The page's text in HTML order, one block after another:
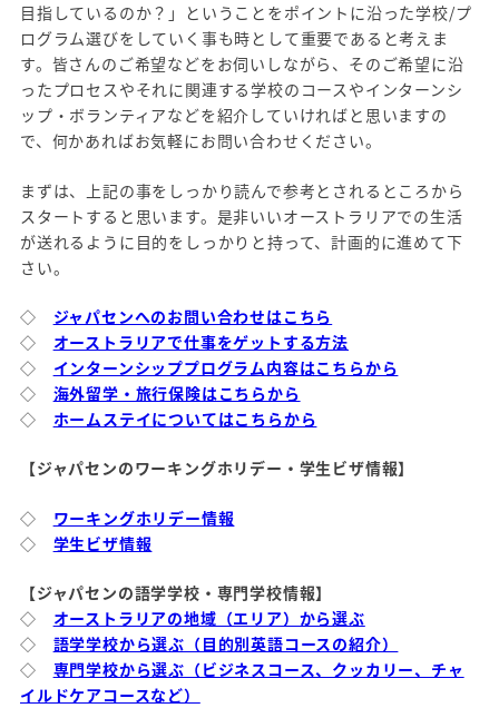
目指しているのか？」ということをポイントに沿った学校/プ
ログラム選びをしていく事も時として重要であると考えま
す。皆さんのご希望などをお伺いしながら、そのご希望に沿
ったプロセスやそれに関連する学校のコースやインターンシ
ップ・ボランティアなどを紹介していければと思いますの
で、何かあればお気軽にお問い合わせください。
まずは、上記の事をしっかり読んで参考とされるところから
スタートすると思います。是非いいオーストラリアでの生活
が送れるように目的をしっかりと持って、計画的に進めて下
さい。
◇ ジャパセンへのお問い合わせはこちら
◇ オーストラリアで仕事をゲットする方法
◇ インターンシッププログラム内容はこちらから
◇ 海外留学・旅行保険はこちらから
◇ ホームステイについてはこちらから
【ジャパセンのワーキングホリデー・学生ビザ情報】
◇ ワーキングホリデー情報
◇ 学生ビザ情報
【ジャパセンの語学学校・専門学校情報】
◇ オーストラリアの地域（エリア）から選ぶ
◇ 語学学校から選ぶ（目的別英語コースの紹介）
◇ 専門学校から選ぶ（ビジネスコース、クッカリー、チャ
イルドケアコースなど）